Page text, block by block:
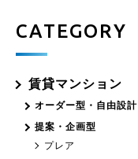
CATEGORY
賃貸マンション
オーダー型・自由設計
提案・企画型
プレア